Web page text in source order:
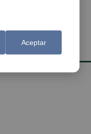
Aceptar